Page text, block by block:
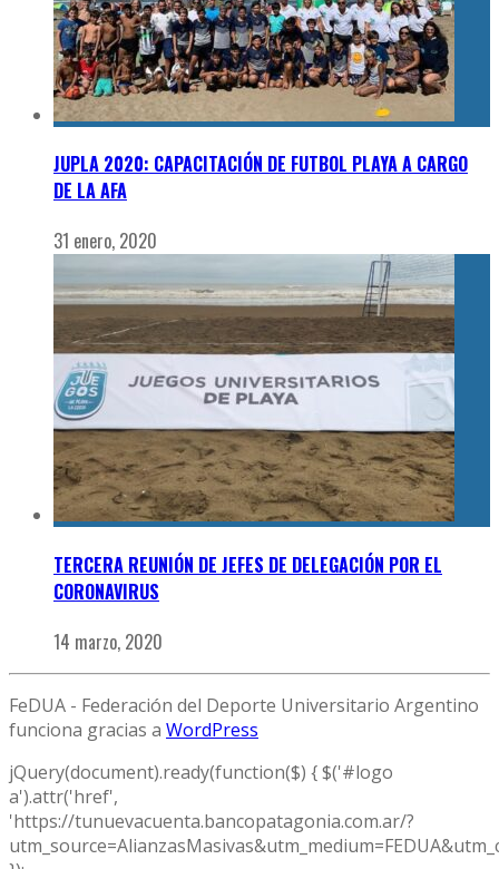
JUPLA 2020: CAPACITACIÓN DE FUTBOL PLAYA A CARGO
DE LA AFA
31 enero, 2020
TERCERA REUNIÓN DE JEFES DE DELEGACIÓN POR EL
CORONAVIRUS
14 marzo, 2020
FeDUA - Federación del Deporte Universitario Argentino
funciona gracias a WordPress
jQuery(document).ready(function($) { $('#logo
a').attr('href',
'https://tunuevacuenta.bancopatagonia.com.ar/?